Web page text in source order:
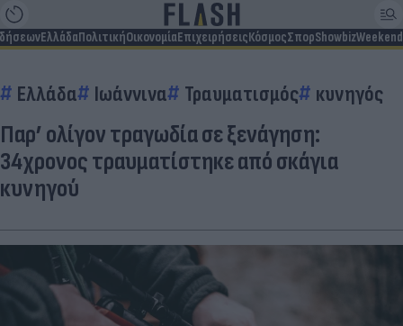
ΕλλάδαΠολιτικήΟικονομίαΕπιχειρήσειςΚόσμοςΣπορShowbizWeekend
Ελλάδα Ιωάννινα Τραυματισμός κυνηγός
Παρ’ ολίγον τραγωδία σε ξενάγηση:
34χρονος τραυματίστηκε από σκάγια
κυνηγού